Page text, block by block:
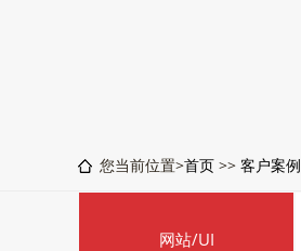
您当前位置>首页 >> 客户案例
网站/UI